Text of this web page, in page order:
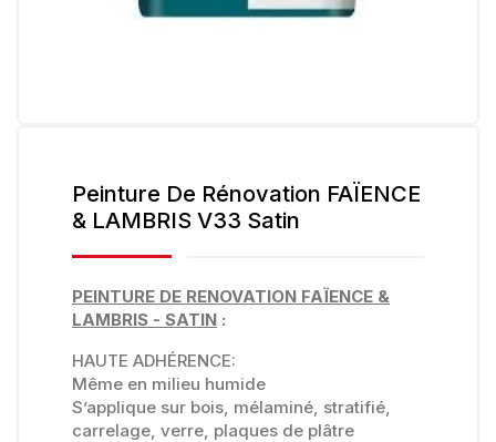
Peinture De Rénovation FAÏENCE
& LAMBRIS V33 Satin
PEINTURE DE RENOVATION FAÏENCE &
LAMBRIS - SATIN :
HAUTE ADHÉRENCE:
Même en milieu humide
S’applique sur bois, mélaminé, stratifié,
carrelage, verre, plaques de plâtre